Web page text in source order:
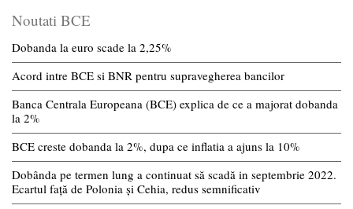
Noutati BCE
Dobanda la euro scade la 2,25%
Acord intre BCE si BNR pentru supravegherea bancilor
Banca Centrala Europeana (BCE) explica de ce a majorat dobanda
la 2%
BCE creste dobanda la 2%, dupa ce inflatia a ajuns la 10%
Dobânda pe termen lung a continuat să scadă in septembrie 2022.
Ecartul față de Polonia și Cehia, redus semnificativ